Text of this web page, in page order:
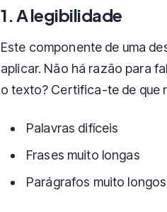
1. A legibilidade
Este componente de uma
aplicar. Não há razão para
o texto? Certifica-te de que
Palavras difíceis
Frases muito longas
Parágrafos muito longos